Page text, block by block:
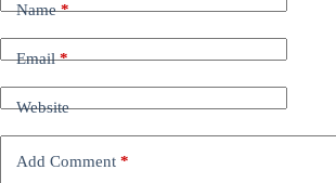
Name*
Email*
Website
Add Comment *